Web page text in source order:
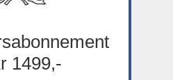
1499,-